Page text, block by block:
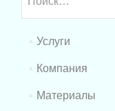
Услуги
Компания
Материалы